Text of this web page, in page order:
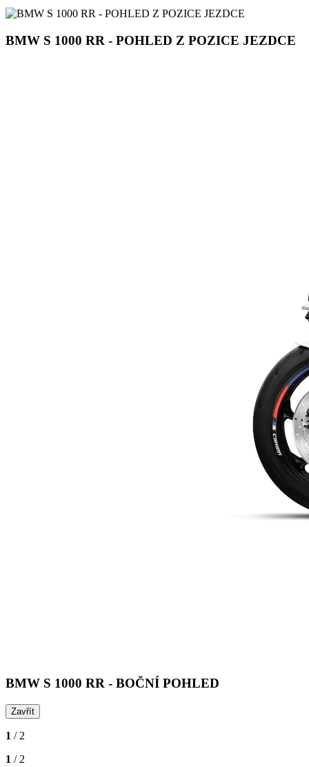
BMW S 1000 RR - POHLED Z POZICE JEZDCE
BMW S 1000 RR - BOČNÍ POHLED
Zavřít
1 / 2
1 / 2